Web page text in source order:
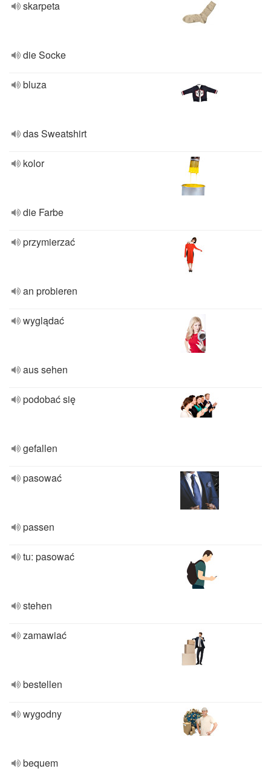
skarpeta
die Socke
bluza
das Sweatshirt
kolor
die Farbe
przymierzać
an probieren
wyglądać
aus sehen
podobać się
gefallen
pasować
passen
tu: pasować
stehen
zamawiać
bestellen
wygodny
bequem